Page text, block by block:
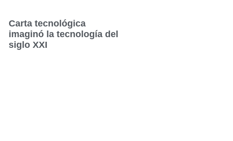
Carta tecnológica
imaginó la tecnología del
siglo XXI